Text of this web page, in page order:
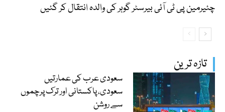
تازہ ترین
سعودی عرب کی عمارتیں
سعودی، پاکستانی اور ترک پرچموں
سے روشن
چئیرمین پی ٹی آئی بیرسٹر گوہر کی والدہ انتقال کر گئیں